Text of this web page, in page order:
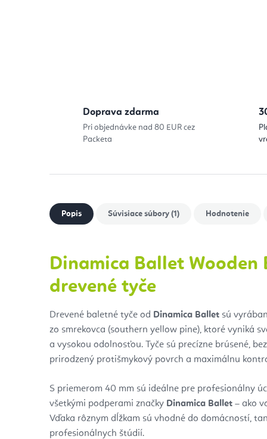
Doprava zdarma
Pri objednávke nad 80 EUR cez
Packeta
Popis Súvisiace súbory (1) Hodnotenie
Dinamica Ballet Wooden
drevené tyče
Drevené baletné tyče od Dinamica Ballet sú
zo smrekovca (southern yellow pine), ktoré vyniká
a vysokou odolnosťou. Tyče sú precízne brúsené,
prirodzený protišmykový povrch a maximálnu
S priemerom 40 mm sú ideálne pre profesionálny
všetkými podperami značky Dinamica Ballet – ako
Vďaka rôznym dĺžkam sú vhodné do domácností,
profesionálnych štúdií.